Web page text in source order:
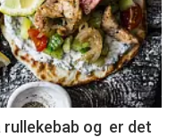
rullekebab og er det